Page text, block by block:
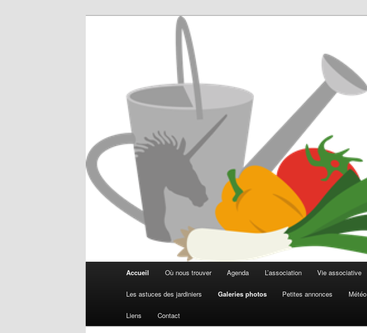
Les jardins familiaux de Saverne
Aller
au
Aller
au
Accueil Où nous trouver Agenda L’association Vie associative
Les astuces des jardiniers Galeries photos Petites annonces Météo
Liens Contact